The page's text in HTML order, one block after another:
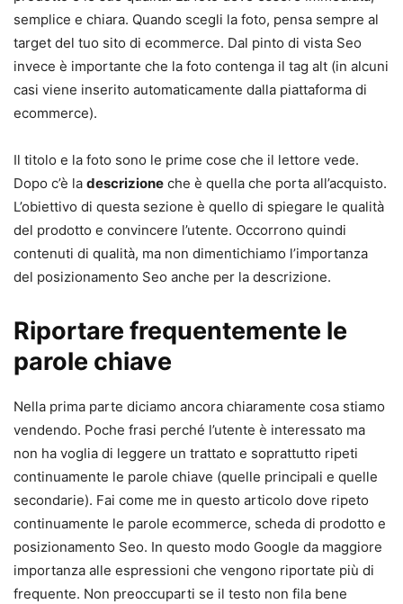
semplice e chiara. Quando scegli la foto, pensa sempre al
target del tuo sito di ecommerce. Dal pinto di vista Seo
invece è importante che la foto contenga il tag alt (in alcuni
casi viene inserito automaticamente dalla piattaforma di
ecommerce).
Il titolo e la foto sono le prime cose che il lettore vede.
Dopo c’è la descrizione che è quella che porta all’acquisto.
L’obiettivo di questa sezione è quello di spiegare le qualità
del prodotto e convincere l’utente. Occorrono quindi
contenuti di qualità, ma non dimentichiamo l’importanza
del posizionamento Seo anche per la descrizione.
Riportare frequentemente le
parole chiave
Nella prima parte diciamo ancora chiaramente cosa stiamo
vendendo. Poche frasi perché l’utente è interessato ma
non ha voglia di leggere un trattato e soprattutto ripeti
continuamente le parole chiave (quelle principali e quelle
secondarie). Fai come me in questo articolo dove ripeto
continuamente le parole ecommerce, scheda di prodotto e
posizionamento Seo. In questo modo Google da maggiore
importanza alle espressioni che vengono riportate più di
frequente. Non preoccuparti se il testo non fila bene